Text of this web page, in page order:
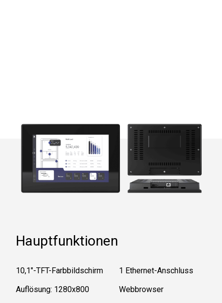
Hauptfunktionen
10,1"-TFT-Farbbildschirm
Auflösung: 1280x800
1 Ethernet-Anschluss
Webbrowser